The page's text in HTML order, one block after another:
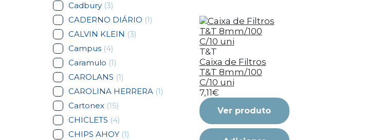
Cadbury (3)
CADERNO DIÁRIO (1)
CALVIN KLEIN (3)
Campus (4)
Caramulo (1)
CAROLANS (1)
CAROLINA HERRERA (1)
Cartonex (15)
CHICLETS (4)
CHIPS AHOY (1)
T&T
Caixa de Filtros
T&T 8mm/100
C/10 uni
7,11€
Ver produto